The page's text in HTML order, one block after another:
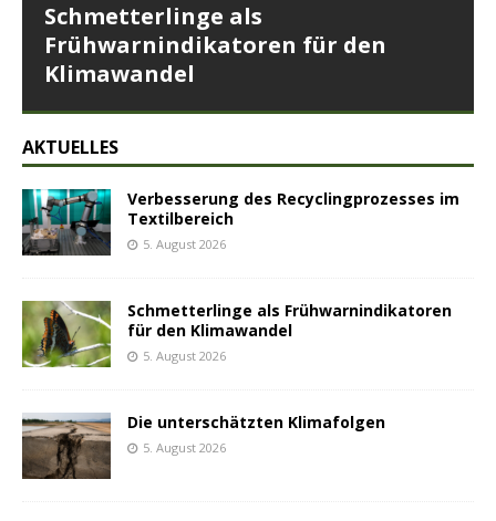
Schmetterlinge als
Frühwarnindikatoren für den
Klimawandel
AKTUELLES
Verbesserung des Recyclingprozesses im
Textilbereich
5. August 2026
Schmetterlinge als Frühwarnindikatoren
für den Klimawandel
5. August 2026
Die unterschätzten Klimafolgen
5. August 2026